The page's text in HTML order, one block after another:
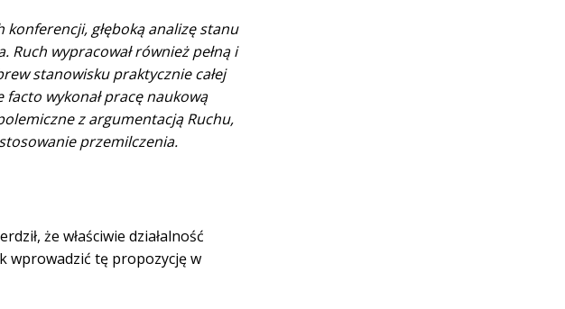
głęboką analizę stanu
wypracował również pełną i
stanowisku praktycznie całej
wykonał pracę naukową
z argumentacją Ruchu,
przemilczenia.
że właściwie działalność
wprowadzić tę propozycję w